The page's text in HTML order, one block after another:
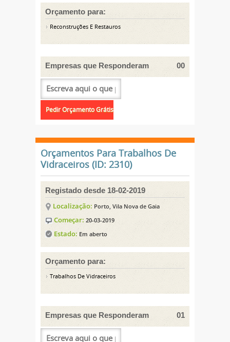
Orçamento para:
Reconstruções E Restauros
Empresas que Responderam 00
Orçamentos Para Trabalhos De
Vidraceiros (ID: 2310)
Registado desde 18-02-2019
Localização: Porto, Vila Nova de Gaia
Começar: 20-03-2019
Estado: Em aberto
Orçamento para:
Trabalhos De Vidraceiros
Empresas que Responderam 01